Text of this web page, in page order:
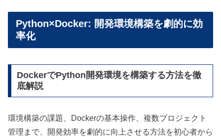
Python×Docker: 開発環境構築を劇的に効
率化
DockerでPython開発環境を構築する方法を徹
底解説
環境構築の課題、Dockerの基本操作、複数プロジェクト
管理まで、開発効率を劇的に向上させる方法を初心者から